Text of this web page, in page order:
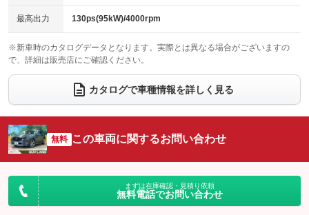
チップアップシート
：装備なし
：装備なし ：装備あり
ウォークスルー
：装備なし
電動リアゲート フロントカメラ
：装備あり
：装備なし ：装備あり
サイドカメラ
：装備あり ルーフレール
：装備なし
：装備なし
：装備なし
最高出力 130ps(95kW)/4000rpm
※新車時のカタログデータとなります。実際とは異なる場合がございますの
で、詳細は販売店にご確認ください。
カタログで車種情報を詳しく見る
無料 この車両に関するお問い合わせ
まずは在庫確認・見積り依頼
無料電話でお問い合わせ